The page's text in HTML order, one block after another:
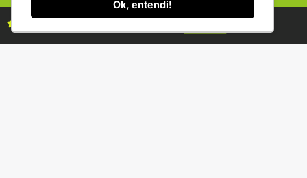
Ok, entendi!